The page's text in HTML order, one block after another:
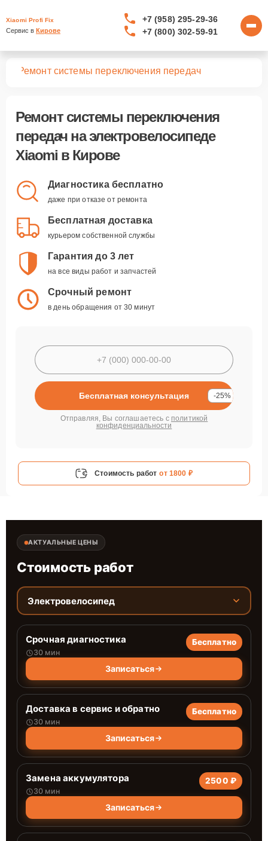
Xiaomi Profi Fix
Сервис в Кирове
+7 (958) 295-29-36
+7 (800) 302-59-91
Ремонт системы переключения передач
Ремонт системы переключения
передачна электровелосипеде
Xiaomi в Кирове
Диагностика бесплатно
даже при отказе от ремонта
Бесплатная доставка
курьером собственной службы
Гарантия до 3 лет
на все виды работ и запчастей
Срочный ремонт
в день обращения от 30 минут
Бесплатная консультация -25%
Отправляя, Вы соглашаетесь с политикой
конфиденциальности
Стоимость работ от 1800 ₽
АКТУАЛЬНЫЕ ЦЕНЫ
Стоимость работ
Электровелосипед
Срочная диагностика
30 мин
Бесплатно
Записаться
Доставка в сервис и обратно
30 мин
Бесплатно
Записаться
Замена аккумулятора
30 мин
2500 ₽
Записаться